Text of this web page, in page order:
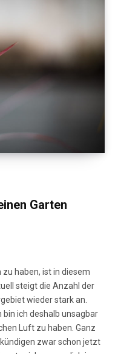
Garten
zu haben, ist in diesem
steigt die Anzahl der
wieder stark an.
ich deshalb unsagbar
Luft zu haben. Ganz
zwar schon jetzt